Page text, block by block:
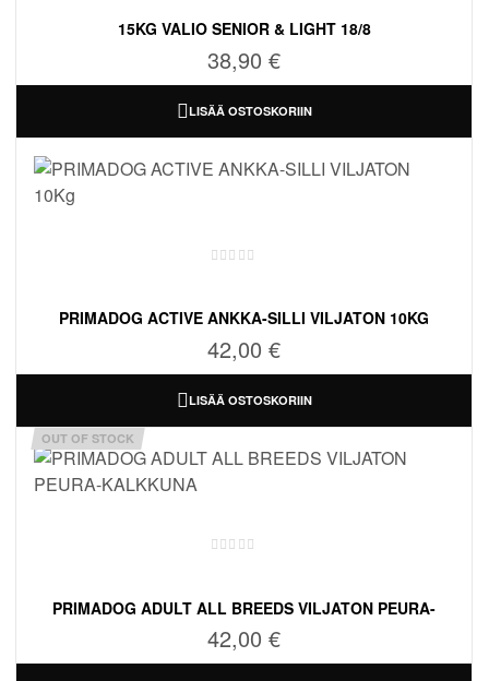
15KG VALIO SENIOR & LIGHT 18/8
38,90 €
LISÄÄ OSTOSKORIIN
PRIMADOG ACTIVE ANKKA-SILLI VILJATON 10KG
42,00 €
LISÄÄ OSTOSKORIIN
OUT OF STOCK
PRIMADOG ADULT ALL BREEDS VILJATON PEURA-
KALKKUNA
42,00 €